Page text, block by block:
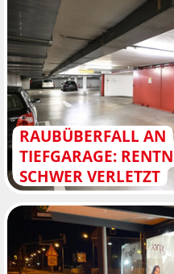
RAUBÜBERFALL AN
TIEFGARAGE:
SCHWER VERLETZT